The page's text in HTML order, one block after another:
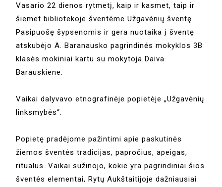
Vasario 22 dienos rytmetį, kaip ir kasmet, taip ir
šiemet bibliotekoje šventėme Užgavėnių šventę.
Pasipuošę šypsenomis ir gera nuotaika į šventę
atskubėjo A. Baranausko pagrindinės mokyklos 3B
klasės mokiniai kartu su mokytoja Daiva
Barauskiene.
Vaikai dalyvavo etnografinėje popietėje „Užgavėnių
linksmybės“.
Popietę pradėjome pažintimi apie paskutinės
žiemos šventės tradicijas, papročius, apeigas,
ritualus. Vaikai sužinojo, kokie yra pagrindiniai šios
šventės elementai, Rytų Aukštaitijoje dažniausiai